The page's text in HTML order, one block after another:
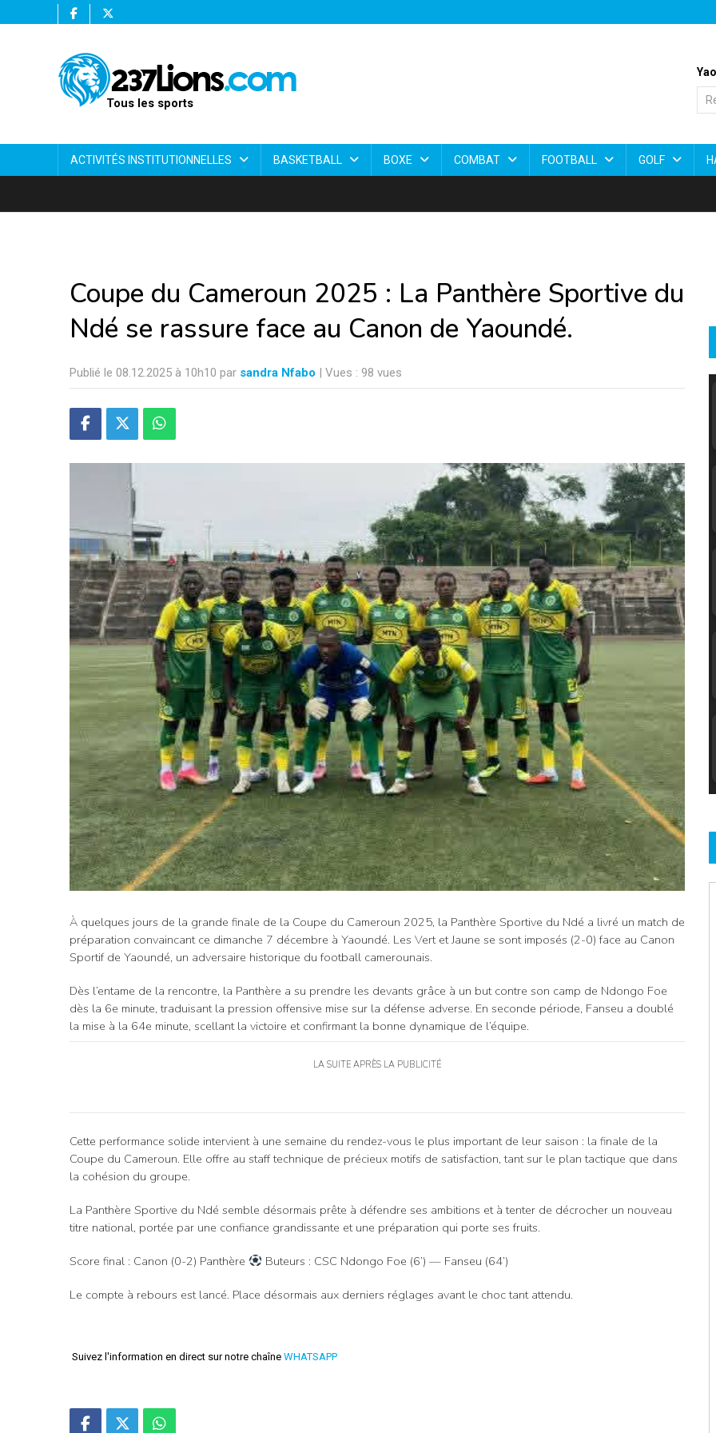
Tous les sports
ACTIVITÉS INSTITUTIONNELLES BASKETBALL BOXE COMBAT FOOTBALL GOLF
Coupe du Cameroun 2025 : La Panthère Sportive du
Ndé se rassure face au Canon de Yaoundé.
Publié le 08.12.2025 à 10h10 par sandra Nfabo | Vues : 98 vues
À quelques jours de la grande finale de la Coupe du Cameroun 2025, la Panthère Sportive du Ndé a livré un match de
préparation convaincant ce dimanche 7 décembre à Yaoundé. Les Vert et Jaune se sont imposés (2-0) face au Canon
Sportif de Yaoundé, un adversaire historique du football camerounais.
Dès l’entame de la rencontre, la Panthère a su prendre les devants grâce à un but contre son camp de Ndongo Foe
dès la 6e minute, traduisant la pression offensive mise sur la défense adverse. En seconde période, Fanseu a doublé
la mise à la 64e minute, scellant la victoire et confirmant la bonne dynamique de l’équipe.
LA SUITE APRÈS LA PUBLICITÉ
Cette performance solide intervient à une semaine du rendez-vous le plus important de leur saison : la finale de la
Coupe du Cameroun. Elle offre au staff technique de précieux motifs de satisfaction, tant sur le plan tactique que dans
la cohésion du groupe.
La Panthère Sportive du Ndé semble désormais prête à défendre ses ambitions et à tenter de décrocher un nouveau
titre national, portée par une confiance grandissante et une préparation qui porte ses fruits.
Score final : Canon (0-2) Panthère Buteurs : CSC Ndongo Foe (6’) — Fanseu (64’)
Le compte à rebours est lancé. Place désormais aux derniers réglages avant le choc tant attendu.
Suivez l'information en direct sur notre chaîne WHATSAPP